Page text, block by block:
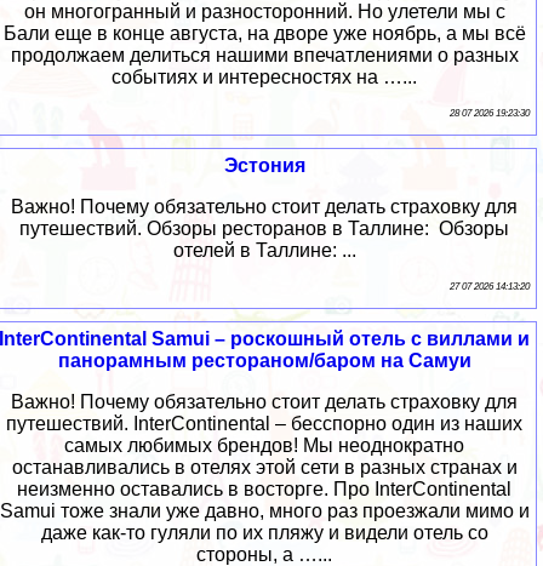
он многогранный и разносторонний. Но улетели мы с
Бали еще в конце августа, на дворе уже ноябрь, а мы всё
продолжаем делиться нашими впечатлениями о разных
событиях и интересностях на …...
28 07 2026 19:23:30
Эстония
Важно! Почему обязательно стоит делать страховку для
путешествий. Обзоры ресторанов в Таллине: Обзоры
отелей в Таллине: ...
27 07 2026 14:13:20
InterContinental Samui – роскошный отель с виллами и
панорамным рестораном/баром на Самуи
Важно! Почему обязательно стоит делать страховку для
путешествий. InterContinental – бесспорно один из наших
самых любимых брендов! Мы неоднократно
останавливались в отелях этой сети в разных странах и
неизменно оставались в восторге. Про InterContinental
Samui тоже знали уже давно, много раз проезжали мимо и
даже как-то гуляли по их пляжу и видели отель со
стороны, а …...